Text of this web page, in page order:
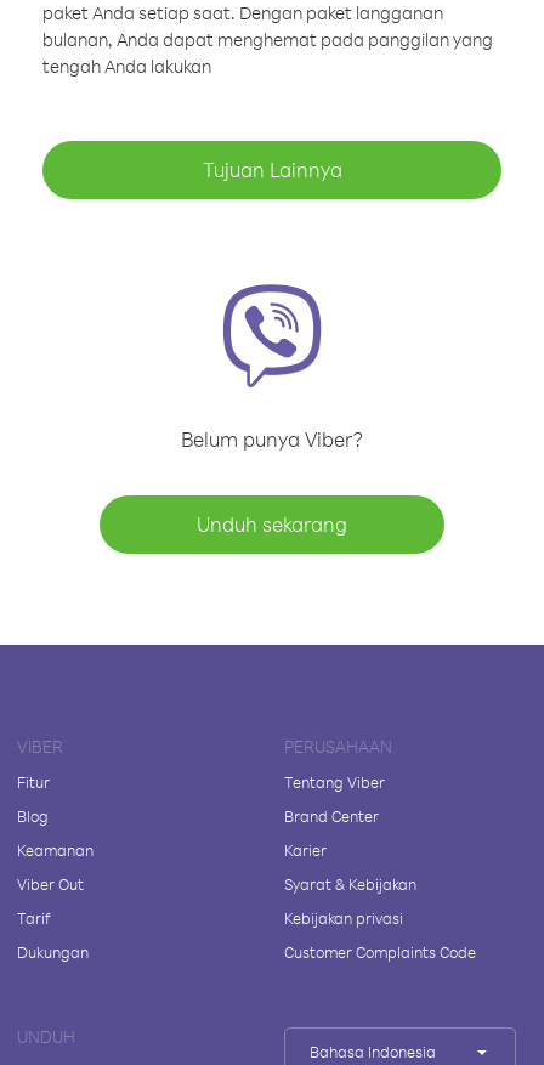
paket Anda setiap saat. Dengan paket langganan
bulanan, Anda dapat menghemat pada panggilan yang
tengah Anda lakukan
Tujuan Lainnya
Belum punya Viber?
Unduh sekarang
VIBER
Fitur
Blog
Keamanan
Viber Out
Tarif
Dukungan
PERUSAHAAN
Tentang Viber
Brand Center
Karier
Syarat & Kebijakan
Kebijakan privasi
Customer Complaints Code
UNDUH
Bahasa Indonesia